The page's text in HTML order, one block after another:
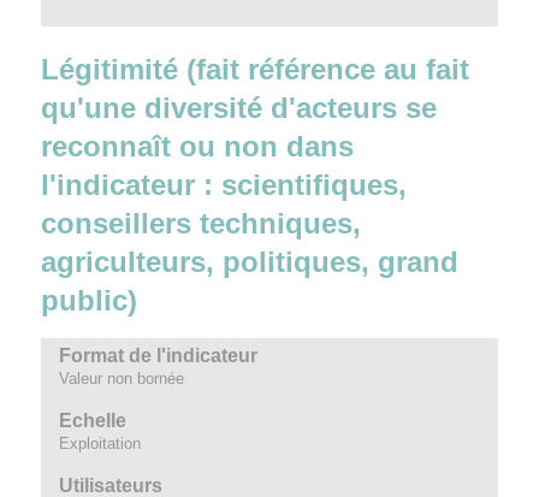
Légitimité (fait référence au fait
qu'une diversité d'acteurs se
reconnaît ou non dans
l'indicateur : scientifiques,
conseillers techniques,
agriculteurs, politiques, grand
public)
Format de l'indicateur
Valeur non bornée
Echelle
Exploitation
Utilisateurs